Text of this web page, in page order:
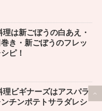
は新ごぼうの白あえ・
き・新ごぼうのフレッ
ピ！
理ビギナーズはアスパラ
チンポテトサラダレシ